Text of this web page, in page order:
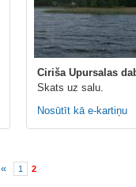
Ciriša Upursalas
Skats uz salu.
Nosūtīt kā e-kartiņu
« 1 2